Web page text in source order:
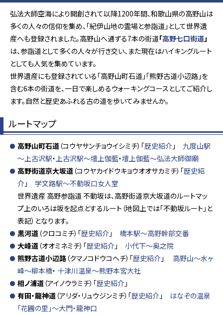
弘法大師空海により開創されて以降1200年間、和歌山県の高野山は
多くの人々の信仰を集め、「紀伊山地の霊場と参詣道」として世界遺
産へも登録されました。高野山へ通ずる7本の街道「高野七口街道」
は、参詣道として多くの人々が行き交い、また現在はハイキングルート
としても人気を集めています。
世界遺産にも登録されている「高野山町石道」「熊野古道小辺路」を
含む6本の街道を、一日で楽しめるウォーキングコースとしてご紹介し
ます。自然と歴史あふれる古の道を歩いてみませんか。
ルートマップ
高野山町石道 （コウヤサンチョウイシミチ）「歴史紹介 」 九度山駅
～上古沢駅・上古沢駅～壇上伽藍・壇上伽藍～弘法大師御廟
高野街道京大坂道 （コウヤカイドウキョウオオサカミチ）「歴史紹
介 」 学文路駅～不動坂口女人堂
世界遺産 高野参詣道 不動坂は、高野街道京大坂道のルートマッ
プ上のいろは坂を起点とするルート（地図上では「不動坂ルート」と
表記）となります。
黒河道 （クロコミチ）「歴史紹介 」 橋本駅～高野幹部交番
大峰道 （オオミネミチ）「歴史紹介 」 小代下～奥之院
熊野古道小辺路 （クマノコドウコヘチ）「歴史紹介 」
高野山～水ヶ
峰～柳本橋・ 十津川温泉～熊野本宮大社
相ノ浦道 （アイノウラミチ）「歴史紹介 」
有田・龍神道 （アリダ・リュウジンミチ）「歴史紹介 」 はなぞの温泉
「花圃の里」～大門・龍神口